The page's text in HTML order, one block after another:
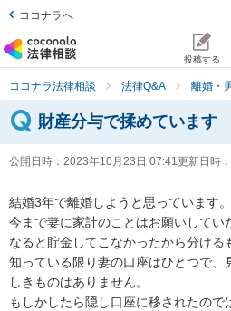
ココナラへ
投稿する
ココナラ法律相談 法律Q&A 離婚・
財産分与で揉めています
公開日時： 2023年10月23日 07:41更新日時：
結婚3年で離婚しようと思っています。
今まで妻に家計のことはお願いしてい
なると貯金してこなかったから分ける
知っている限り妻の口座はひとつで、
しきものはありません。
もしかしたら隠し口座に移されたので